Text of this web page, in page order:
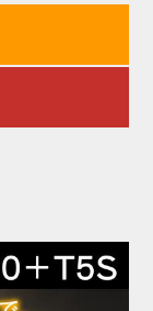
結した。沖縄と東京
20年の時を超えた